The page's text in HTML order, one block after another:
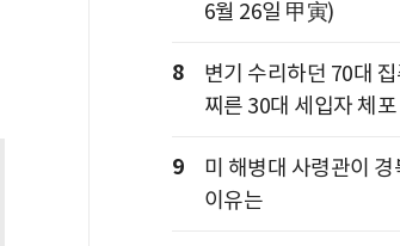
6월 26일 甲寅)
8
변기 수리하던 70대
찌른 30대 세입자 체포
9
미 해병대 사령관이
이유는